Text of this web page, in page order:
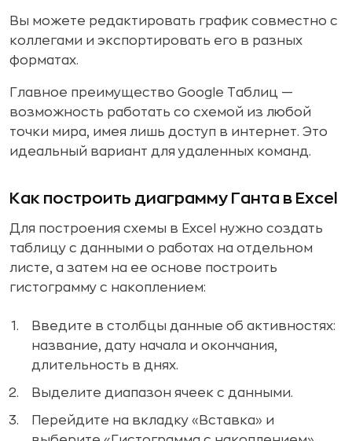
Вы можете редактировать график совместно с
коллегами и экспортировать его в разных
форматах.
Главное преимущество Google Таблиц —
возможность работать со схемой из любой
точки мира, имея лишь доступ в интернет. Это
идеальный вариант для удаленных команд.
Как построить диаграмму Ганта в Excel
Для построения схемы в Excel нужно создать
таблицу с данными о работах на отдельном
листе, а затем на ее основе построить
гистограмму с накоплением:
Введите в столбцы данные об активностях:
название, дату начала и окончания,
длительность в днях.
Выделите диапазон ячеек с данными.
Перейдите на вкладку «Вставка» и